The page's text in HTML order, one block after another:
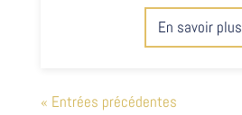
En savoir plus
« Entrées précédentes